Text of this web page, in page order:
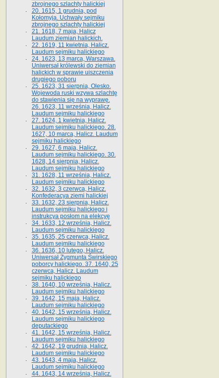
zbrojnego szlachty halickiej
20. 1615, 1 grudnia, pod
Kołomyją. Uchwały sejmiku
zbrojnego szlachty halickiej
21. 1618, 7 maja, Halicz
Laudum ziemian halickich.
22. 1619, 11 kwietnia, Halicz.
Laudum sejmiku halickiego
24. 1623, 13 marca, Warszawa.
Uniwersał królewski do ziemian
halickich w sprawie uiszczenia
drugiego poboru
25. 1623, 31 sierpnia, Olesko.
Wojewoda ruski wzywa szlachtę
do stawienia się na wyprawę.
26. 1623, 11 września, Halicz.
Laudum sejmiku halickiego
27. 1624, 1 kwietnia, Halicz.
Laudum sejmiku halickiego. 28.
1627, 10 marca, Halicz. Laudum
sejmiku halickiego
29. 1627, 6 maja, Halicz.
Laudum sejmiku halickiego. 30.
1628, 14 sierpnia, Halicz.
Laudum sejmiku halickiego
31. 1628, 11 września, Halicz.
Laudum sejmiku halickiego
32. 1632, 3 czerwca, Halicz.
Konfederacya ziemi halickiej
33. 1632, 23 sierpnia, Halicz.
Laudum sejmiku halickiego i
instrukcya posłom na elekcyę
34. 1633, 12 września, Halicz.
Laudum sejmiku halickiego
35. 1635, 25 czerwca, Halicz.
Laudum sejmiku halickiego
36. 1636, 10 lutego, Halicz.
Uniwersał Zygmunta Świrskiego
poborcy halickiego. 37. 1640, 25
czerwca, Halicz. Laudum
sejmiku halickiego
38. 1640, 10 września, Halicz.
Laudum sejmiku halickiego
39. 1642, 15 maja, Halicz.
Laudum sejmiku halickiego
40. 1642, 15 września, Halicz.
Laudum sejmiku halickiego
deputackiego
41. 1642, 15 września, Halicz.
Laudum sejmiku halickiego
42. 1642, 19 grudnia, Halicz.
Laudum sejmiku halickiego
43. 1643, 4 maja, Halicz.
Laudum sejmiku halickiego
44. 1643, 14 września, Halicz.